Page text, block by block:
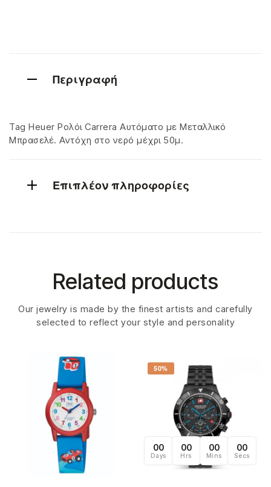
Περιγραφή
Tag Heuer Ρολόι Carrera Αυτόματο με Μεταλλικό
Μπρασελέ. Αντόχη στο νερό μέχρι 50μ.
Επιπλέον πληροφορίες
Related products
Our jewelry is made by the finest artists and carefully
selected to reflect your style and personality
50%
00
Days
00
Hrs
00
Mins
00
Secs